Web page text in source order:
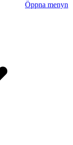
Öppna menyn